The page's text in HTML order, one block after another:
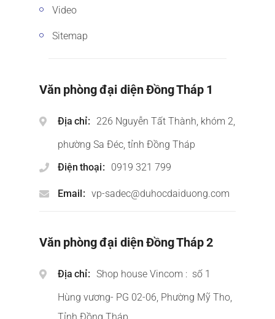
Video
Sitemap
Văn phòng đại diện Đồng Tháp 1
Địa chỉ
226 Nguyễn Tất Thành, khóm 2,
phường Sa Đéc, tỉnh Đồng Tháp
Điện thoại
0919 321 799
Email vp-sadec@duhocdaiduong.com
Văn phòng đại diện Đồng Tháp 2
Địa chỉ
Shop house Vincom : số 1
Hùng vương- PG 02-06, Phường Mỹ Tho,